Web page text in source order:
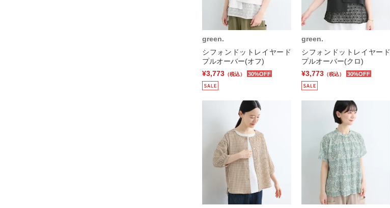
green.
シフォンドットレイヤード
プルオーバー(オフ)
¥3,773 （税込） 30%OFF
green.
シフォンドットレイヤード
プルオーバー(クロ)
¥3,773 （税込） 30%OFF